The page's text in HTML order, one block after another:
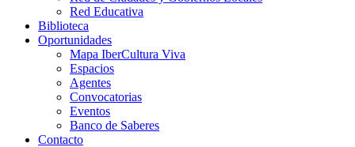
Red Educativa
Biblioteca
Oportunidades
Mapa IberCultura Viva
Espacios
Agentes
Convocatorias
Eventos
Banco de Saberes
Contacto